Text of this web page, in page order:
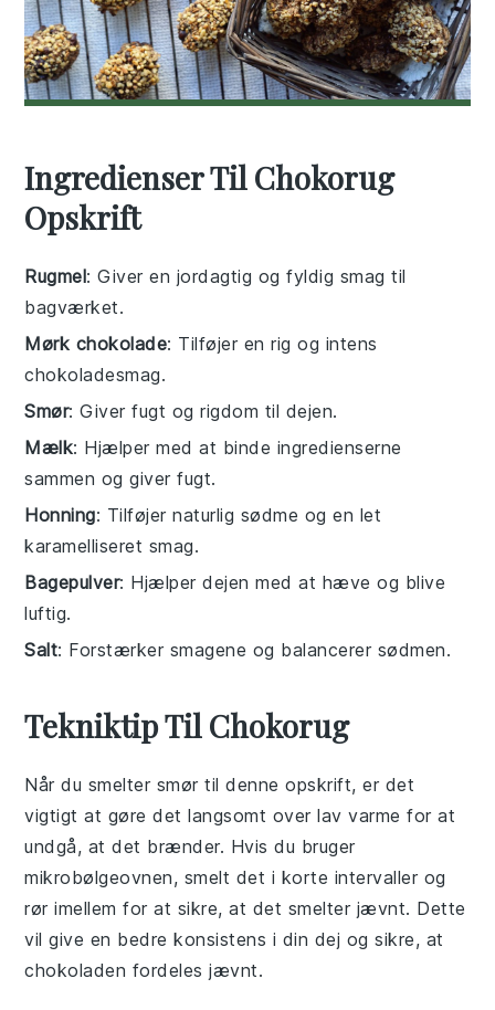
Ingredienser Til Chokorug
Opskrift
Rugmel: Giver en jordagtig og fyldig smag til
bagværket.
Mørk chokolade: Tilføjer en rig og intens
chokoladesmag.
Smør: Giver fugt og rigdom til dejen.
Mælk: Hjælper med at binde ingredienserne
sammen og giver fugt.
Honning: Tilføjer naturlig sødme og en let
karamelliseret smag.
Bagepulver: Hjælper dejen med at hæve og blive
luftig.
Salt: Forstærker smagene og balancerer sødmen.
Tekniktip Til Chokorug
Når du smelter smør til denne opskrift, er det
vigtigt at gøre det langsomt over lav varme for at
undgå, at det brænder. Hvis du bruger
mikrobølgeovnen, smelt det i korte intervaller og
rør imellem for at sikre, at det smelter jævnt. Dette
vil give en bedre konsistens i din dej og sikre, at
chokoladen fordeles jævnt.